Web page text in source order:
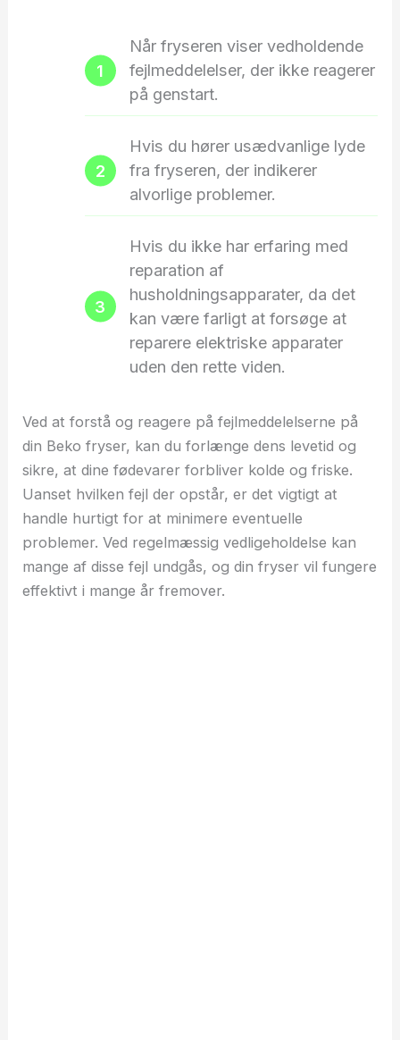
Når fryseren viser vedholdende
fejlmeddelelser, der ikke reagerer
på genstart.
Hvis du hører usædvanlige lyde
fra fryseren, der indikerer
alvorlige problemer.
Hvis du ikke har erfaring med
reparation af
husholdningsapparater, da det
kan være farligt at forsøge at
reparere elektriske apparater
uden den rette viden.
Ved at forstå og reagere på fejlmeddelelserne på
din Beko fryser, kan du forlænge dens levetid og
sikre, at dine fødevarer forbliver kolde og friske.
Uanset hvilken fejl der opstår, er det vigtigt at
handle hurtigt for at minimere eventuelle
problemer. Ved regelmæssig vedligeholdelse kan
mange af disse fejl undgås, og din fryser vil fungere
effektivt i mange år fremover.